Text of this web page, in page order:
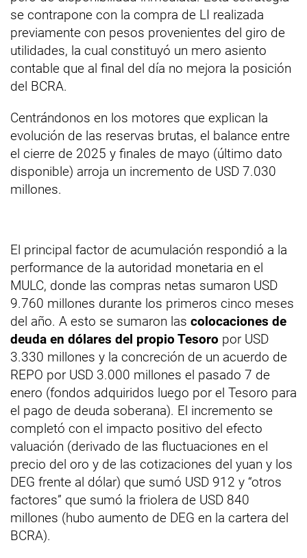
se contrapone con la compra de LI realizada
previamente con pesos provenientes del giro de
utilidades, la cual constituyó un mero asiento
contable que al final del día no mejora la posición
del BCRA.
Centrándonos en los motores que explican la
evolución de las reservas brutas, el balance entre
el cierre de 2025 y finales de mayo (último dato
disponible) arroja un incremento de USD 7.030
millones.
El principal factor de acumulación respondió a la
performance de la autoridad monetaria en el
MULC, donde las compras netas sumaron USD
9.760 millones durante los primeros cinco meses
del año. A esto se sumaron las colocaciones de
deuda en dólares del propio Tesoro por USD
3.330 millones y la concreción de un acuerdo de
REPO por USD 3.000 millones el pasado 7 de
enero (fondos adquiridos luego por el Tesoro para
el pago de deuda soberana). El incremento se
completó con el impacto positivo del efecto
valuación (derivado de las fluctuaciones en el
precio del oro y de las cotizaciones del yuan y los
DEG frente al dólar) que sumó USD 912 y “otros
factores” que sumó la friolera de USD 840
millones (hubo aumento de DEG en la cartera del
BCRA).